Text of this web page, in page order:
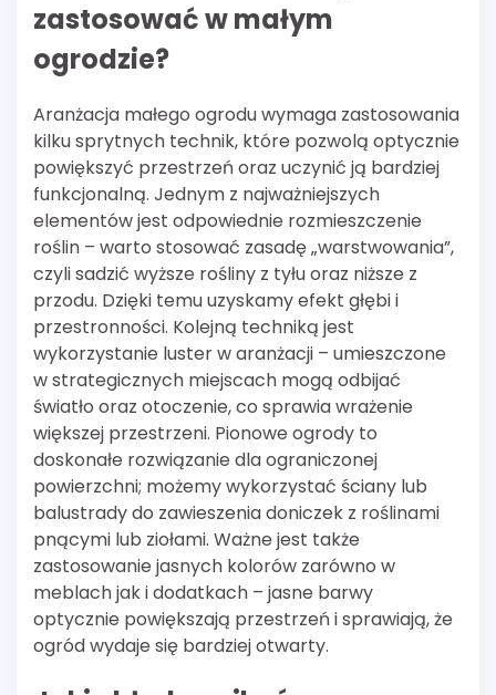
zastosować w małym
ogrodzie?
Aranżacja małego ogrodu wymaga zastosowania
kilku sprytnych technik, które pozwolą optycznie
powiększyć przestrzeń oraz uczynić ją bardziej
funkcjonalną. Jednym z najważniejszych
elementów jest odpowiednie rozmieszczenie
roślin – warto stosować zasadę „warstwowania”,
czyli sadzić wyższe rośliny z tyłu oraz niższe z
przodu. Dzięki temu uzyskamy efekt głębi i
przestronności. Kolejną techniką jest
wykorzystanie luster w aranżacji – umieszczone
w strategicznych miejscach mogą odbijać
światło oraz otoczenie, co sprawia wrażenie
większej przestrzeni. Pionowe ogrody to
doskonałe rozwiązanie dla ograniczonej
powierzchni; możemy wykorzystać ściany lub
balustrady do zawieszenia doniczek z roślinami
pnącymi lub ziołami. Ważne jest także
zastosowanie jasnych kolorów zarówno w
meblach jak i dodatkach – jasne barwy
optycznie powiększają przestrzeń i sprawiają, że
ogród wydaje się bardziej otwarty.